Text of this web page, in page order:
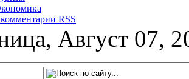
RSS
Август 07,